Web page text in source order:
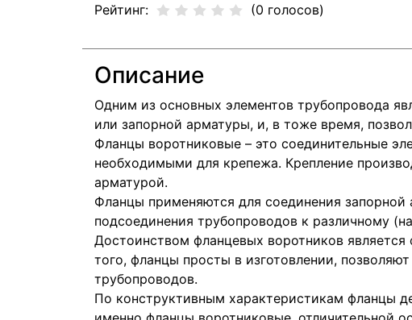
Рейтинг: (0 голосов)
Описание
Одним из основных элементов трубопровода
или запорной арматуры, и, в тоже время,
Фланцы воротниковые – это соединительные
необходимыми для крепежа. Крепление
арматурой.
Фланцы применяются для соединения
подсоединения трубопроводов к различному
Достоинством фланцевых воротников
того, фланцы просты в изготовлении,
трубопроводов.
По конструктивным характеристикам фланцы